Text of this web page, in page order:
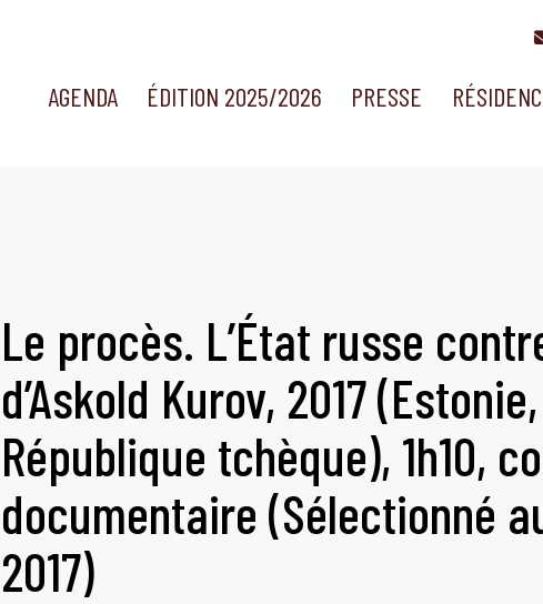
AGENDA ÉDITION 2025/2026 PRESSE
Le procès. L’État russe
d’Askold Kurov, 2017
République tchèque), 1h10,
documentaire (Sélectionné
2017)